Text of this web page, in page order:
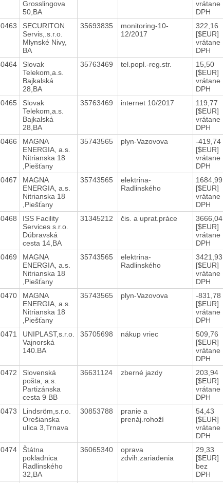
Grosslingova
50,BA
vrátane
DPH
SECURITON
Servis,.s.r.o.
Mlynské Nivy,
BA
35693835
monitoring-10-
12/2017
322,16
[$EUR]
vrátane
DPH
Slovak
Telekom,a.s.
Bajkalská
28,BA
35763469 tel.popl.-reg.str.
15,50
[$EUR]
vrátane
DPH
Slovak
Telekom,a.s.
Bajkalská
28,BA
35763469 internet 10/2017
119,77
[$EUR]
vrátane
DPH
MAGNA
ENERGIA, a.s.
Nitrianska 18
,Piešťany
35743565 plyn-Vazovova
-419,74
[$EUR]
vrátane
DPH
MAGNA
ENERGIA, a.s.
Nitrianska 18
,Piešťany
35743565
elektrina-
Radlinského
1684,99
[$EUR]
vrátane
DPH
ISS Facility
Services s.r.o.
Dúbravská
cesta 14,BA
31345212 čis. a uprat.práce
3666,04
[$EUR]
vrátane
DPH
MAGNA
ENERGIA, a.s.
Nitrianska 18
,Piešťany
35743565
elektrina-
Radlinského
3421,93
[$EUR]
vrátane
DPH
MAGNA
ENERGIA, a.s.
Nitrianska 18
,Piešťany
35743565 plyn-Vazovova
-831,78
[$EUR]
vrátane
DPH
UNIPLAST,s.r.o.
Vajnorská
140.BA
35705698 nákup vriec
509,76
[$EUR]
vrátane
DPH
Slovenská
pošta, a.s.
Partizánska
cesta 9 BB
36631124 zberné jazdy
203,94
[$EUR]
vrátane
DPH
Lindsröm,s.r.o.
Orešianska
ulica 3,Trnava
30853788
pranie a
prenáj.rohoží
54,43
[$EUR]
vrátane
DPH
Štátna
pokladnica
Radlinského
32,BA
36065340
oprava
zdvih.zariadenia
29,33
[$EUR]
bez
DPH